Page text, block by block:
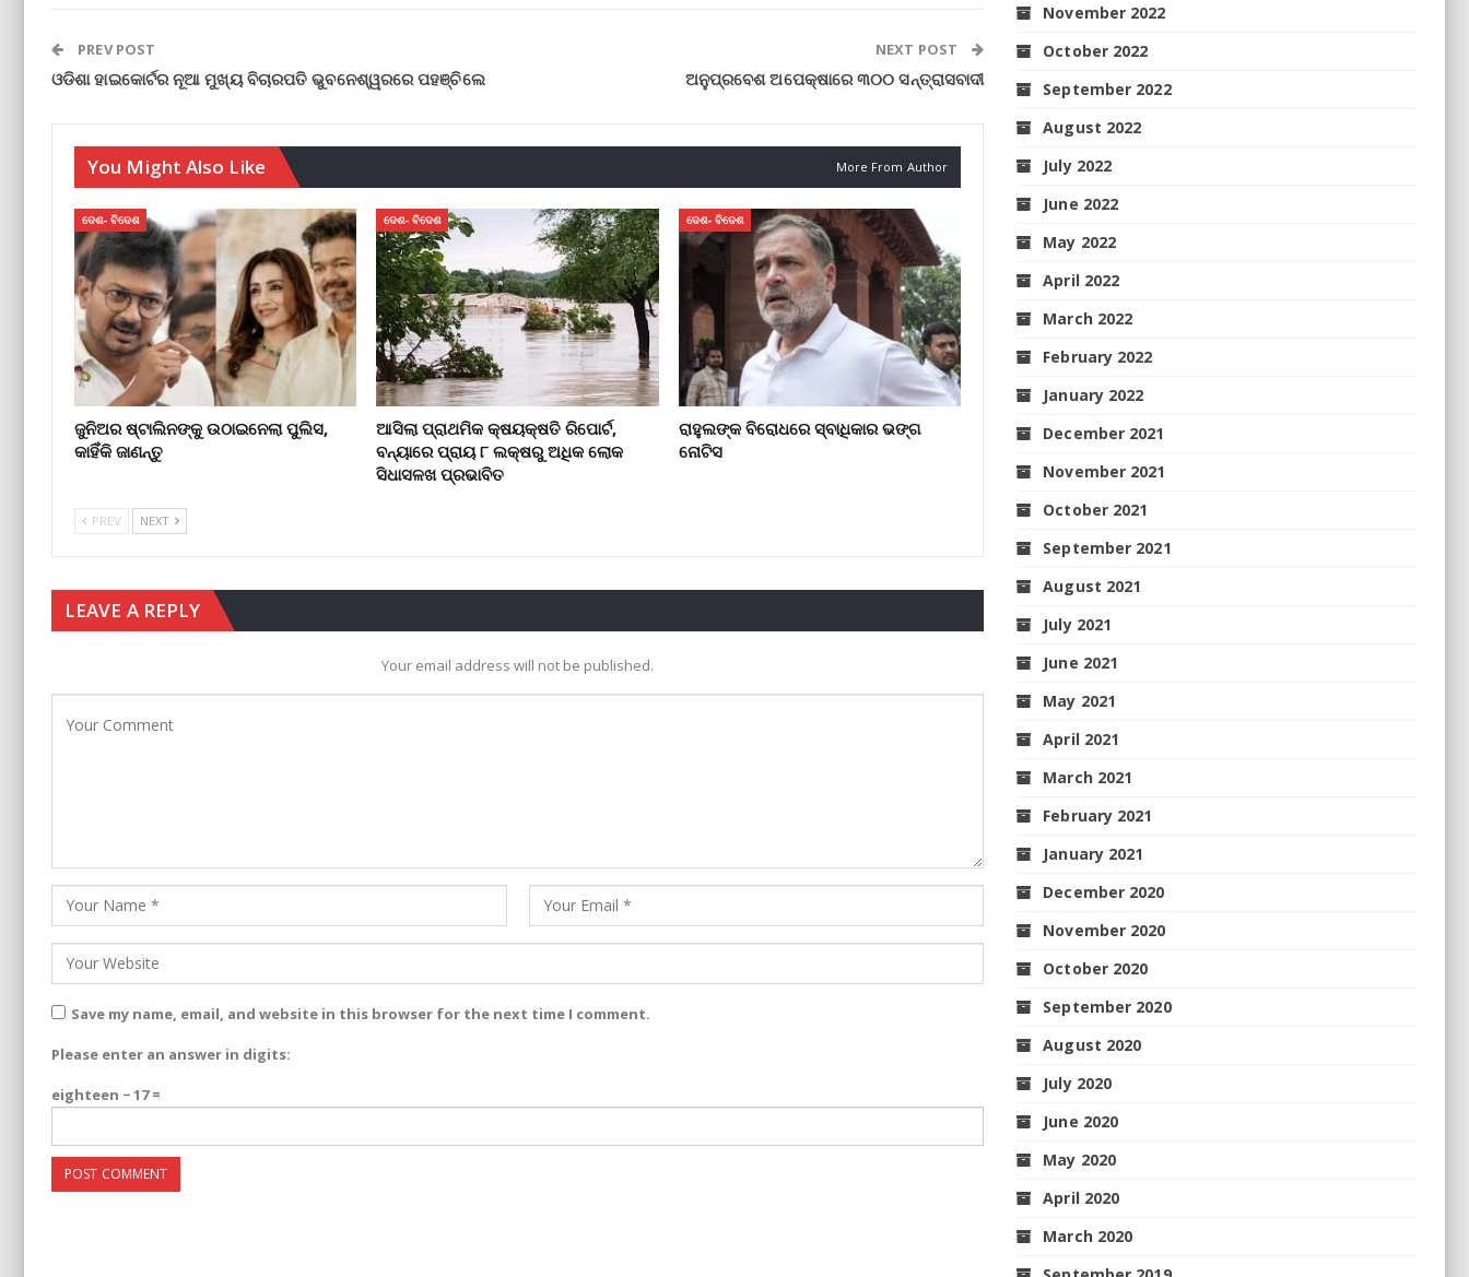
PREV POST
ଓଡିଶା ହାଇକୋର୍ଟର ନୂଆ ମୁଖ୍ୟ ବିଚାରପତି ଭୁବନେଶ୍ୱରରେ ପହଞ୍ଚିଲେ
NEXT POST
ଅନୁପ୍ରବେଶ ଅପେକ୍ଷାରେ ୩୦୦ ସନ୍ତ୍ରାସବାଦୀ
You Might Also Like More From Author
ଦେଶ- ବିଦେଶ
ଜୁନିଅର ଷ୍ଟାଲିନଙ୍କୁ ଉଠାଇନେଲା ପୁଲିସ,
କାହିଁକି ଜାଣନ୍ତୁ
ଦେଶ- ବିଦେଶ
ଆସିଲା ପ୍ରାଥମିକ କ୍ଷୟକ୍ଷତି ରିପୋର୍ଟ,
ବନ୍ୟାରେ ପ୍ରାୟ ୮ ଲକ୍ଷରୁ ଅଧିକ ଲୋକ
ସିଧାସଳଖ ପ୍ରଭାବିତ
ଦେଶ- ବିଦେଶ
ରାହୁଲଙ୍କ ବିରୋଧରେ ସ୍ବାଧିକାର ଭଙ୍ଗ
ନୋଟିସ
PREV NEXT
LEAVE A REPLY
Your email address will not be published.
Save my name, email, and website in this browser for the next time I comment.
Please enter an answer in digits:
eighteen − 17 =
November 2022
October 2022
September 2022
August 2022
July 2022
June 2022
May 2022
April 2022
March 2022
February 2022
January 2022
December 2021
November 2021
October 2021
September 2021
August 2021
July 2021
June 2021
May 2021
April 2021
March 2021
February 2021
January 2021
December 2020
November 2020
October 2020
September 2020
August 2020
July 2020
June 2020
May 2020
April 2020
March 2020